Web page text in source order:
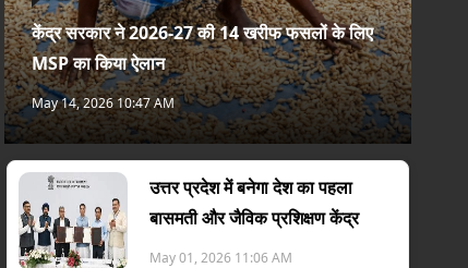
केंद्र सरकार ने 2026-27 की 14 खरीफ फसलों के लिए
MSP का किया ऐलान
May 14, 2026 10:47 AM
उत्तर प्रदेश में बनेगा देश का पहला
बासमती और जैविक प्रशिक्षण केंद्र
May 01, 2026 11:06 AM